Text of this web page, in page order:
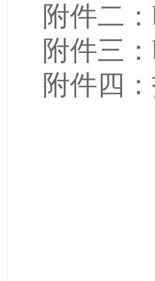
附件二
附件三
附件四